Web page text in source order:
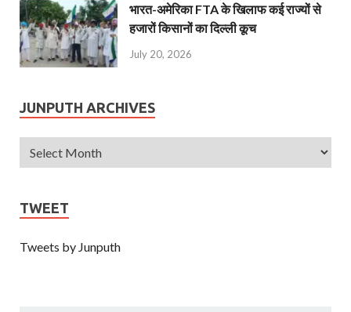
भारत-अमेरिका FTA के खिलाफ कई राज्यों से
हजारों किसानों का दिल्ली कूच
July 20, 2026
JUNPUTH ARCHIVES
TWEET
Tweets by Junputh